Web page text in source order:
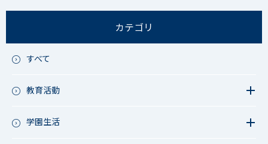
カテゴリ
すべて
教育活動
教育活動（高校）
学園生活